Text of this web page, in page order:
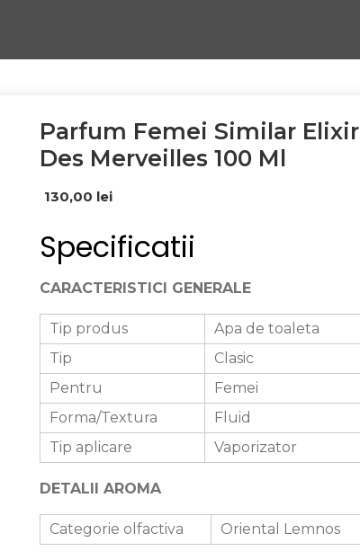
Parfum Femei Similar Elixir
Des Merveilles 100 Ml
130,00 lei
Specificatii
CARACTERISTICI GENERALE
Tip produs
Apa de toaleta
Tip
Clasic
Pentru
Femei
Forma/Textura
Fluid
Tip aplicare
Vaporizator
DETALII AROMA
Categorie olfactiva Oriental Lemnos